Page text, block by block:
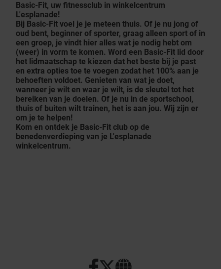
Basic-Fit, uw fitnessclub in winkelcentrum
L'esplanade!
Bij Basic-Fit voel je je meteen thuis. Of je nu jong of
oud bent, beginner of sporter, graag alleen sport of in
een groep, je vindt hier alles wat je nodig hebt om
(weer) in vorm te komen. Word een Basic-Fit lid door
het lidmaatschap te kiezen dat het beste bij je past
en extra opties toe te voegen zodat het 100% aan je
behoeften voldoet. Genieten van wat je doet,
wanneer je wilt en waar je wilt, is de sleutel tot het
bereiken van je doelen. Of je nu in de sportschool,
thuis of buiten wilt trainen, het is aan jou. Wij zijn er
om je te helpen!
Kom en ontdek je Basic-Fit club op de
benedenverdieping van je L'esplanade
winkelcentrum.